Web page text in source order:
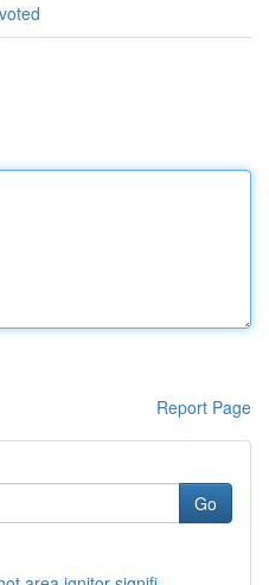
Report Page
Go